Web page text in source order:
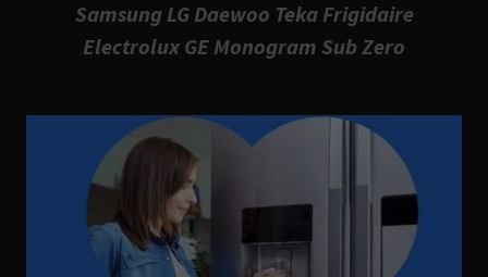
Samsung LG Daewoo Teka Frigidaire
Electrolux GE Monogram Sub Zero